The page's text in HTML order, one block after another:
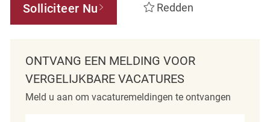
Solliciteer Nu Redden
ONTVANG EEN MELDING VOOR
VERGELIJKBARE VACATURES
Meld u aan om vacaturemeldingen te ontvangen